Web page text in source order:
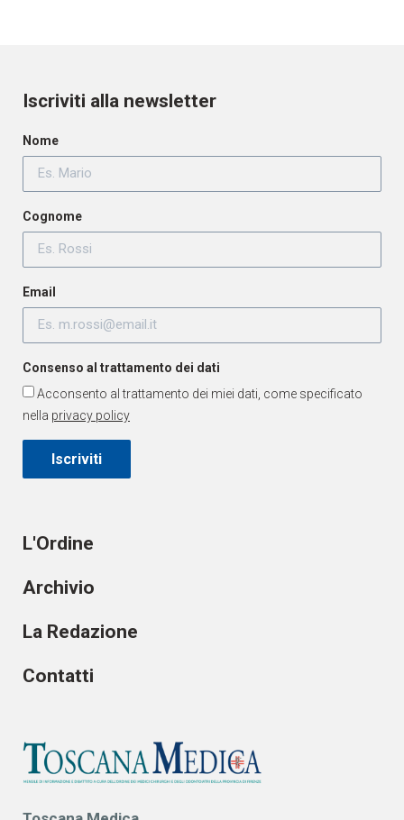
L'Ordine
Archivio
La Redazione
Contatti
Iscriviti alla newsletter
Nome
Cognome
Email
Consenso al trattamento dei dati
Acconsento al trattamento dei miei dati, come specificato
nella privacy policy
Iscriviti